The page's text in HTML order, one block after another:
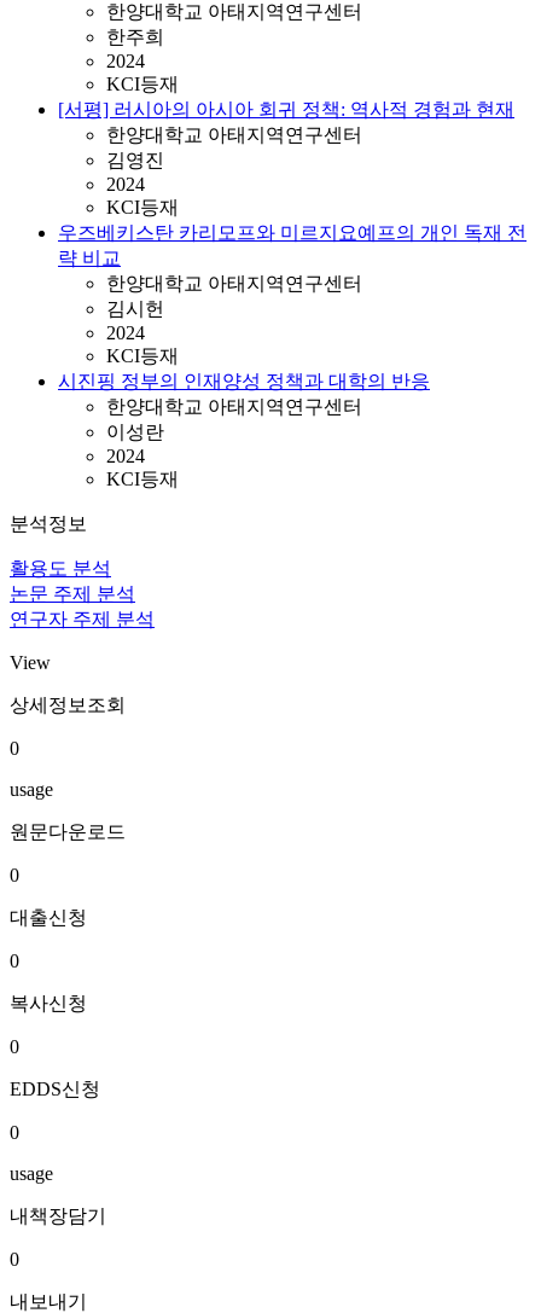
한양대학교 아태지역연구센터
한주희
2024
KCI등재
[서평] 러시아의 아시아 회귀 정책: 역사적 경험과 현재
한양대학교 아태지역연구센터
김영진
2024
KCI등재
우즈베키스탄 카리모프와 미르지요예프의 개인 독재 전
략 비교
한양대학교 아태지역연구센터
김시헌
2024
KCI등재
시진핑 정부의 인재양성 정책과 대학의 반응
한양대학교 아태지역연구센터
이성란
2024
KCI등재
분석정보
활용도 분석
논문 주제 분석
연구자 주제 분석
View
상세정보조회
0
usage
원문다운로드
0
대출신청
0
복사신청
0
EDDS신청
0
usage
내책장담기
0
내보내기